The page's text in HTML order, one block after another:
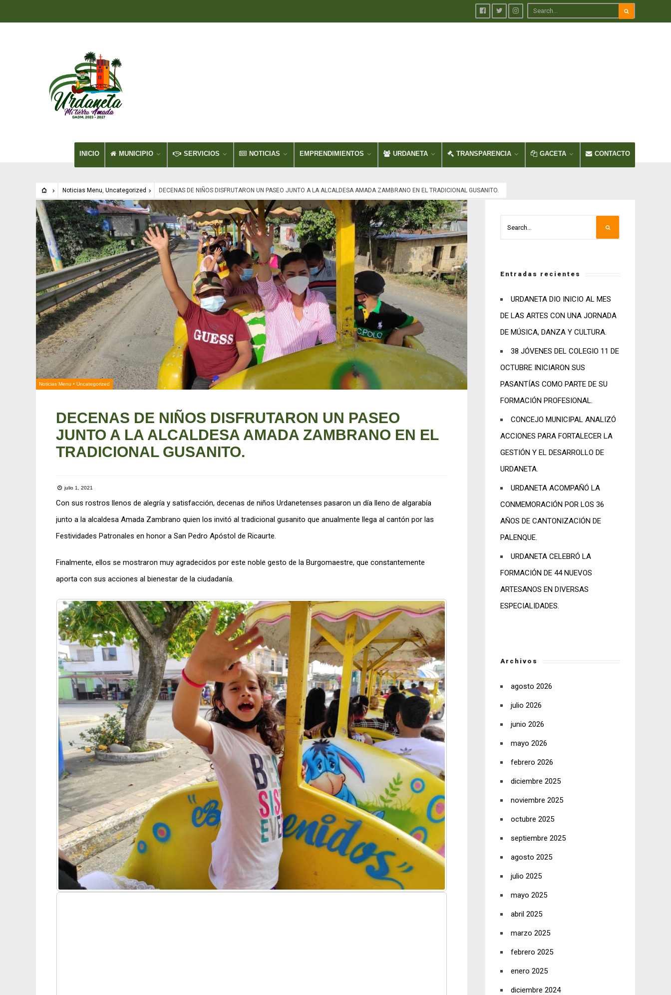
INICIO MUNICIPIO SERVICIOS NOTICIAS EMPRENDIMIENTOS URDANETA TRANSPARENCIA GACETA CONTACTO
Noticias Menu, Uncategorized DECENAS DE NIÑOS DISFRUTARON UN PASEO JUNTO A LA ALCALDESA AMADA ZAMBRANO EN EL TRADICIONAL GUSANITO.
Noticias Menu • Uncategorized
DECENAS DE NIÑOS DISFRUTARON UN PASEO
JUNTO A LA ALCALDESA AMADA ZAMBRANO EN EL
TRADICIONAL GUSANITO.
julio 1, 2021
Con sus rostros llenos de alegría y satisfacción, decenas de niños Urdanetenses pasaron un día lleno de algarabía
junto a la alcaldesa Amada Zambrano quien los invitó al tradicional gusanito que anualmente llega al cantón por las
Festividades Patronales en honor a San Pedro Apóstol de Ricaurte.
Finalmente, ellos se mostraron muy agradecidos por este noble gesto de la Burgomaestre, que constantemente
aporta con sus acciones al bienestar de la ciudadanía.
Entradas recientes
URDANETA DIO INICIO AL MES
DE LAS ARTES CON UNA JORNADA
DE MÚSICA, DANZA Y CULTURA.
38 JÓVENES DEL COLEGIO 11 DE
OCTUBRE INICIARON SUS
PASANTÍAS COMO PARTE DE SU
FORMACIÓN PROFESIONAL.
CONCEJO MUNICIPAL ANALIZÓ
ACCIONES PARA FORTALECER LA
GESTIÓN Y EL DESARROLLO DE
URDANETA.
URDANETA ACOMPAÑÓ LA
CONMEMORACIÓN POR LOS 36
AÑOS DE CANTONIZACIÓN DE
PALENQUE.
URDANETA CELEBRÓ LA
FORMACIÓN DE 44 NUEVOS
ARTESANOS EN DIVERSAS
ESPECIALIDADES.
Archivos
agosto 2026
julio 2026
junio 2026
mayo 2026
febrero 2026
diciembre 2025
noviembre 2025
octubre 2025
septiembre 2025
agosto 2025
julio 2025
mayo 2025
abril 2025
marzo 2025
febrero 2025
enero 2025
diciembre 2024